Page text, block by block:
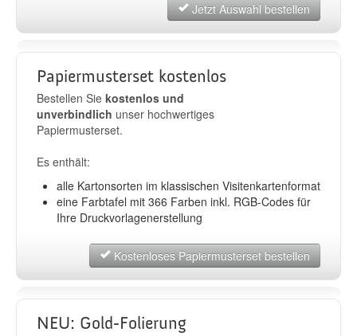
Jetzt Auswahl bestellen
Papiermusterset kostenlos
Bestellen Sie kostenlos und
unverbindlich unser hochwertiges
Papiermusterset.
Es enthält:
alle Kartonsorten im klassischen Visitenkartenformat
eine Farbtafel mit 366 Farben inkl. RGB-Codes für
Ihre Druckvorlagenerstellung
Kostenloses Papiermusterset bestellen
NEU: Gold-Folierung